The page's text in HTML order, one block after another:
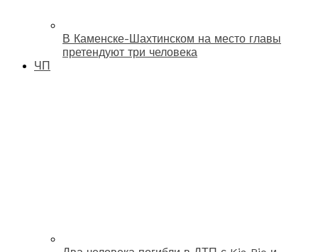
В Каменске-Шахтинском на место главы
претендуют три человека
ЧП